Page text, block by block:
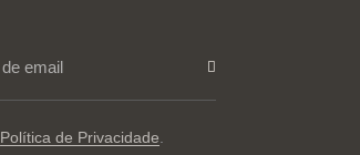
Subs
Política de Privacidade.